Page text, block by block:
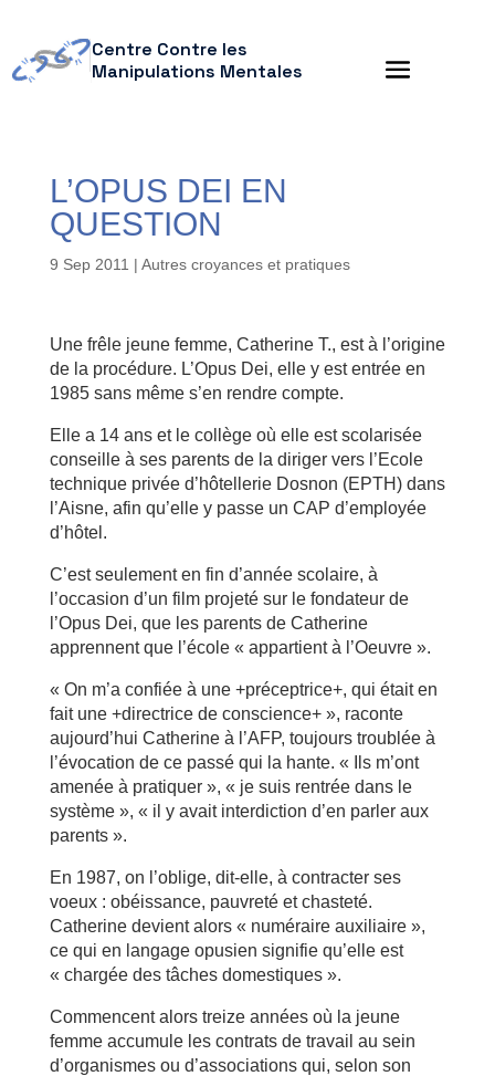
Centre Contre les
Manipulations Mentales
L’OPUS DEI EN
QUESTION
9 Sep 2011 | Autres croyances et pratiques
Une frêle jeune femme, Catherine T., est à l’origine
de la procédure. L’Opus Dei, elle y est entrée en
1985 sans même s’en rendre compte.
Elle a 14 ans et le collège où elle est scolarisée
conseille à ses parents de la diriger vers l’Ecole
technique privée d’hôtellerie Dosnon (EPTH) dans
l’Aisne, afin qu’elle y passe un CAP d’employée
d’hôtel.
C’est seulement en fin d’année scolaire, à
l’occasion d’un film projeté sur le fondateur de
l’Opus Dei, que les parents de Catherine
apprennent que l’école « appartient à l’Oeuvre ».
« On m’a confiée à une +préceptrice+, qui était en
fait une +directrice de conscience+ », raconte
aujourd’hui Catherine à l’AFP, toujours troublée à
l’évocation de ce passé qui la hante. « Ils m’ont
amenée à pratiquer », « je suis rentrée dans le
système », « il y avait interdiction d’en parler aux
parents ».
En 1987, on l’oblige, dit-elle, à contracter ses
voeux : obéissance, pauvreté et chasteté.
Catherine devient alors « numéraire auxiliaire »,
ce qui en langage opusien signifie qu’elle est
« chargée des tâches domestiques ».
Commencent alors treize années où la jeune
femme accumule les contrats de travail au sein
d’organismes ou d’associations qui, selon son